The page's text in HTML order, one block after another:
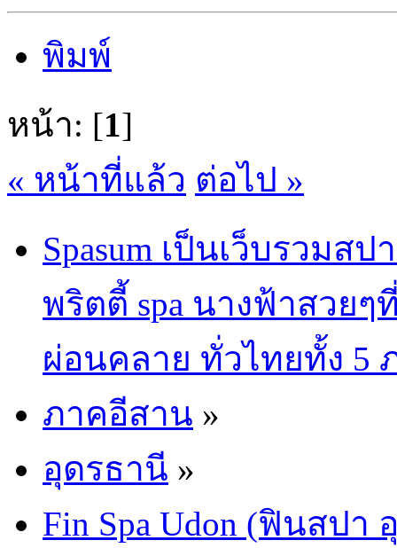
พิมพ์
หน้า: [1]
« หน้าที่แล้ว ต่อไป »
Spasum เป็นเว็บรวม
พริตตี้ spa นางฟ้าสวย
ผ่อนคลาย ทั่วไทยทั้ง 5
ภาคอีสาน »
อุดรธานี »
Fin Spa Udon (ฟินสปา